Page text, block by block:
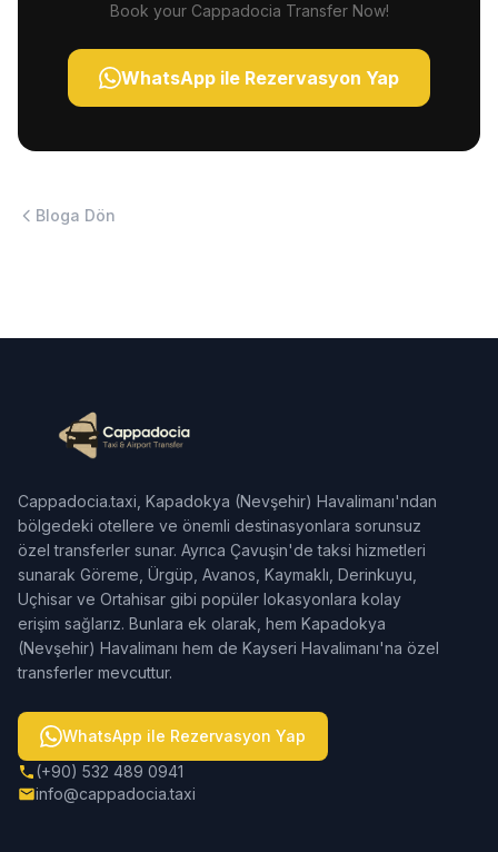
Book your Cappadocia Transfer Now!
WhatsApp ile Rezervasyon Yap
Bloga Dön
Cappadocia.taxi, Kapadokya (Nevşehir) Havalimanı'ndan
bölgedeki otellere ve önemli destinasyonlara sorunsuz
özel transferler sunar. Ayrıca Çavuşin'de taksi hizmetleri
sunarak Göreme, Ürgüp, Avanos, Kaymaklı, Derinkuyu,
Uçhisar ve Ortahisar gibi popüler lokasyonlara kolay
erişim sağlarız. Bunlara ek olarak, hem Kapadokya
(Nevşehir) Havalimanı hem de Kayseri Havalimanı'na özel
transferler mevcuttur.
WhatsApp ile Rezervasyon Yap
(+90) 532 489 0941
info@cappadocia.taxi